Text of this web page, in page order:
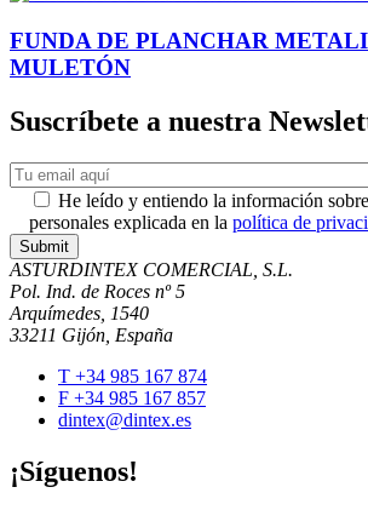
FUNDA DE PLANCHAR
MULETÓN
Suscríbete a nuestra
He leído y entiendo la información
personales explicada en la política de
ASTURDINTEX COMERCIAL, S.L.
Pol. Ind. de Roces nº 5
Arquímedes, 1540
33211 Gijón, España
T +34 985 167 874
F +34 985 167 857
dintex@dintex.es
¡Síguenos!